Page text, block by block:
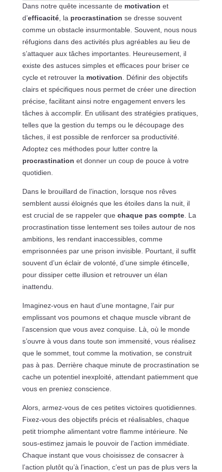
Dans notre quête incessante de motivation et
d’efficacité, la procrastination se dresse souvent
comme un obstacle insurmontable. Souvent, nous nous
réfugions dans des activités plus agréables au lieu de
s’attaquer aux tâches importantes. Heureusement, il
existe des astuces simples et efficaces pour briser ce
cycle et retrouver la motivation . Définir des objectifs
clairs et spécifiques nous permet de créer une direction
précise, facilitant ainsi notre engagement envers les
tâches à accomplir. En utilisant des stratégies pratiques,
telles que la gestion du temps ou le découpage des
tâches, il est possible de renforcer sa productivité.
Adoptez ces méthodes pour lutter contre la
procrastination et donner un coup de pouce à votre
quotidien.
Dans le brouillard de l’inaction, lorsque nos rêves
semblent aussi éloignés que les étoiles dans la nuit, il
est crucial de se rappeler que chaque pas compte. La
procrastination tisse lentement ses toiles autour de nos
ambitions, les rendant inaccessibles, comme
emprisonnées par une prison invisible. Pourtant, il suffit
souvent d’un éclair de volonté, d’une simple étincelle,
pour dissiper cette illusion et retrouver un élan
inattendu.
Imaginez-vous en haut d’une montagne, l’air pur
emplissant vos poumons et chaque muscle vibrant de
l’ascension que vous avez conquise. Là, où le monde
s’ouvre à vous dans toute son immensité, vous réalisez
que le sommet, tout comme la motivation, se construit
pas à pas. Derrière chaque minute de procrastination se
cache un potentiel inexploité, attendant patiemment que
vous en preniez conscience.
Alors, armez-vous de ces petites victoires quotidiennes.
Fixez-vous des objectifs précis et réalisables, chaque
petit triomphe alimentant votre flamme intérieure. Ne
sous-estimez jamais le pouvoir de l’action immédiate.
Chaque instant que vous choisissez de consacrer à
l’action plutôt qu’à l’inaction, c’est un pas de plus vers la